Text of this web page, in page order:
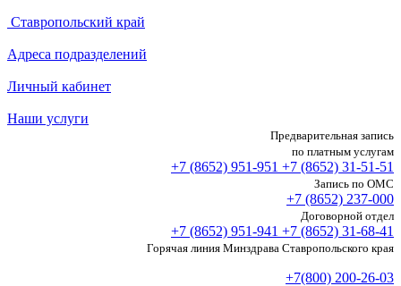
Ставропольский край
Адреса подразделений
Личный кабинет
Наши услуги
Предварительная запись
по платным услугам
+7 (8652) 951-951 +7 (8652) 31-51-51
Запись по ОМС
+7 (8652) 237-000
Договорной отдел
+7 (8652) 951-941 +7 (8652) 31-68-41
Горячая линия Минздрава Ставропольского края
+7(800) 200-26-03